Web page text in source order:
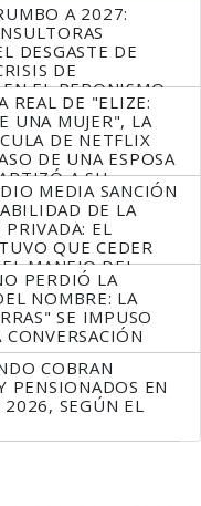
A 2027:
DESGASTE DE
DE
EL PERONISMO
REAL DE "ELIZE:
UNA MUJER", LA
DE NETFLIX
DE UNA ESPOSA
A SU
MEDIA SANCIÓN
DE LA
EL
QUE CEDER
MANEJO DEL
PERDIÓ LA
NOMBRE: LA
SE IMPUSO
COBRAN
PENSIONADOS EN
SEGÚN EL